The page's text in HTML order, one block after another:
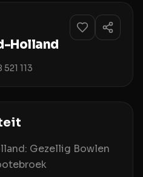
Holland
521 113
Gezellig Bowlen